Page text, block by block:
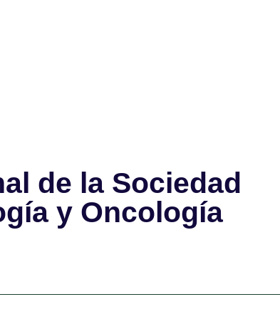
de la Sociedad
y Oncología